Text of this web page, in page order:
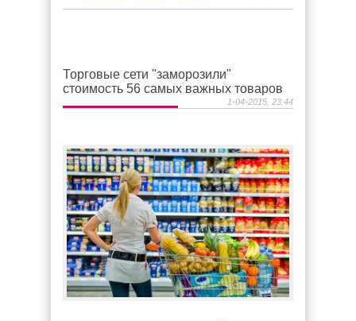
Исмагил Шангареев. В поисках внутренней
Торговые сети "заморозили"
стоимость 56 самых важных товаров
1-04-2015, 23:44